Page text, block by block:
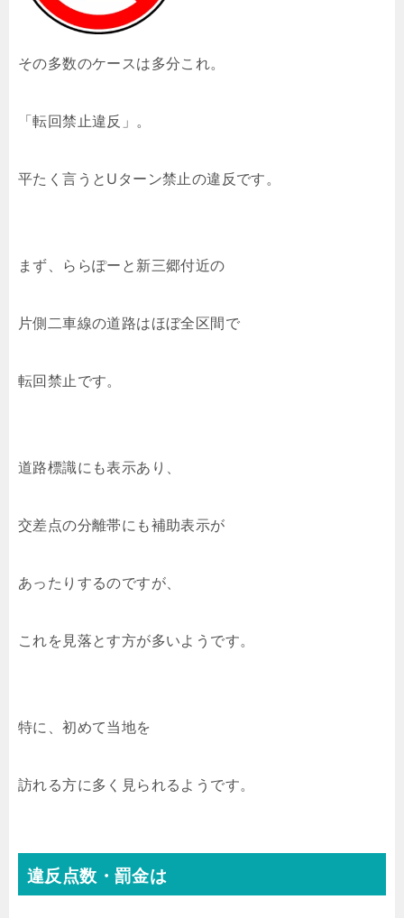
その多数のケースは多分これ。
「転回禁止違反」。
平たく言うとUターン禁止の違反です。
まず、ららぽーと新三郷付近の
片側二車線の道路はほぼ全区間で
転回禁止です。
道路標識にも表示あり、
交差点の分離帯にも補助表示が
あったりするのですが、
これを見落とす方が多いようです。
特に、初めて当地を
訪れる方に多く見られるようです。
違反点数・罰金は